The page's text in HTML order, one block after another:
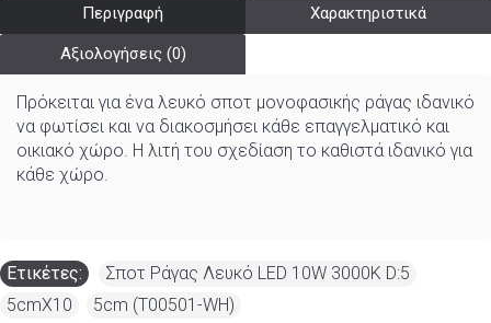
Περιγραφή Χαρακτηριστικά
Αξιολογήσεις (0)
Πρόκειται για ένα λευκό σποτ μονοφασικής ράγας ιδανικό
να φωτίσει και να διακοσμήσει κάθε επαγγελματικό και
οικιακό χώρο. Η λιτή του σχεδίαση το καθιστά ιδανικό για
κάθε χώρο.
Ετικέτες: Σποτ Ράγας Λευκό LED 10W 3000K D:5
5cmX10
5cm (T00501-WH)